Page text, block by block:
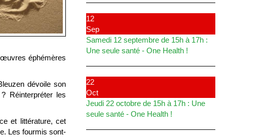
éphémères
dévoile son
Réinterpréter les
et littérature, cet
Les fourmis sont-
12
Sep
Samedi 12 septembre de 15h à 17h :
Une seule santé - One Health !
22
Oct
Jeudi 22 octobre de 15h à 17h : Une
seule santé - One Health !